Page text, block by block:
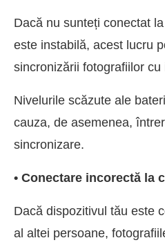
Dacă nu sunteți conectat
este instabilă, acest lucru
sincronizării fotografiilor cu
Nivelurile scăzute ale
cauza, de asemenea,
sincronizare.
• Conectare incorectă la
Dacă dispozitivul tău este
al altei persoane,